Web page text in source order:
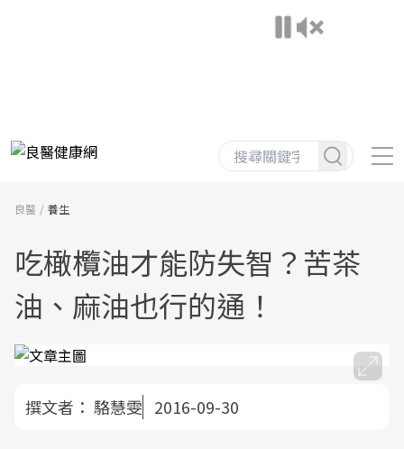
良醫 養生
吃橄欖油才能防失智？苦茶
油、麻油也行的通！
撰文者： 駱慧雯 2016-09-30